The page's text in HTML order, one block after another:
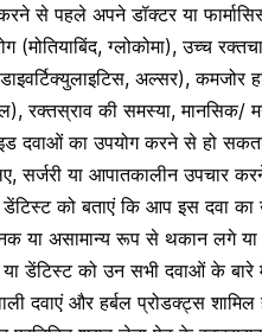
से पहले अपने डॉक्टर या
ग्लोकोमा), उच्च
अल्सर),कमजोर
रक्तस्राव की समस्या, मानसिक/
दवाओं का उपयोग करने से हो
सर्जरी या आपातकालीन उपचार
डेंटिस्ट को बताएं कि आप इस दवा
या असामान्य रूप से थकान लगे
डेंटिस्ट को उन सभी दवाओं के
दवाएं और हर्बल प्रोडक्ट्स शामिल